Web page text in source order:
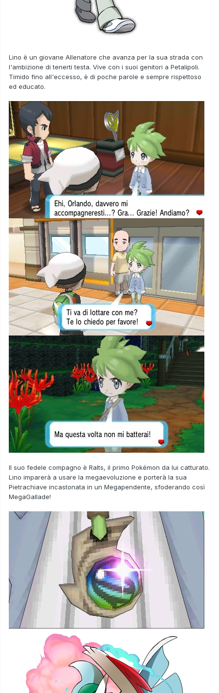
Lino è un giovane Allenatore che avanza per la sua strada con
l'ambizione di tenerti testa. Vive con i suoi genitori a Petalipoli.
Timido fino all'eccesso, è di poche parole e sempre rispettoso
ed educato.
Il suo fedele compagno è Ralts, il primo Pokémon da lui catturato.
Lino imparerà a usare la megaevoluzione e porterà la sua
Pietrachiave incastonata in un Megapendente, sfoderando così
MegaGallade!